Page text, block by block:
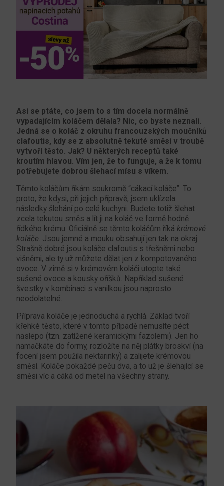
Asi se ptáte, co jsem to s tím docela normálně
vypadajícím koláčem dělala? Nic, co byste neznali.
Jedná se o koláč z okruhu francouzských moučníků
clafoutis, kdy se z absolutně tekuté směsi v troubě
vytvoří těsto. Jak? U některých receptů také
kroutím hlavou. Vím jen, že to funguje, a že k tomu
potřebujete dobrou šlehací mísu s víkem.
Těmto koláčům říkám soukromě “cákací koláče”. To
proto, že kdysi, při jejich přípravě, jsem uklízela
následky šlehání po celé kuchyni. Budete totiž šlehat
zcela tekutou směs a lít ji na koláč ve formě hodně
řídkého krému. Oficiálně se těmto koláčům říká krémové
koláče. Jsou jemné a mouku obsahují jen tak na okraj.
Strašně dobré jsou koláče clafoutis s třešněmi nebo
višněmi, ale ty už můžete dělat jen z kompotovaného
ovoce. V zimě si v krémovém koláči utopte také
sušené ovoce a kousky oříšků. Například sušené
švestky v kombinaci s vanilkou jsou naprosto
neodolatelné.
Příprava koláče je jednoduchá a rychlá. Základ tvoří
křehké těsto, které v tomto případě nemusíte péct
naslepo (tzn. zatížené keramickými fazolemi). Jen ho
namačkáte do formy, rozložíte na něj plátky broskví (na
focení jsem použila nektarinky) a zalijete krémovou
směsí. Koláče pokaždé peču dva, a to už je šlehající se
směsi víc a cáká od metel na všechny strany.